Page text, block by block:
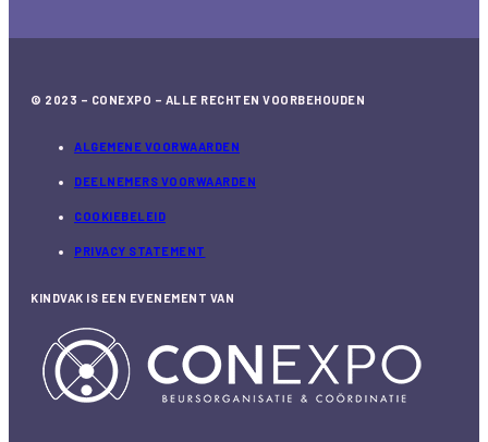
© 2023 – CONEXPO – ALLE RECHTEN VOORBEHOUDEN
ALGEMENE VOORWAARDEN
DEELNEMERS VOORWAARDEN
COOKIEBELEID
PRIVACY STATEMENT
KINDVAK IS EEN EVENEMENT VAN